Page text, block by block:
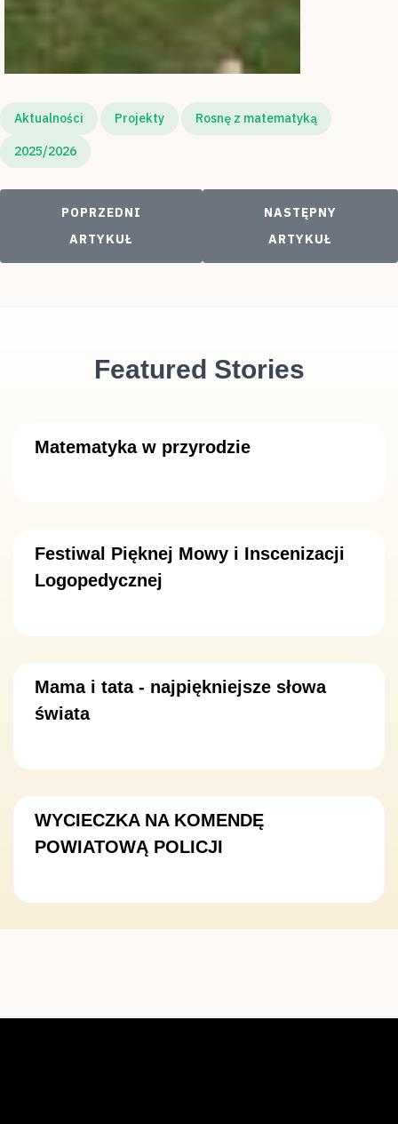
Aktualności Projekty Rosnę z matematyką
2025/2026
POPRZEDNI ARTYKUŁ: ROZDANIE NAGRÓD W
POPRZEDNI
ARTYKUŁ
NASTĘPNY
NASTĘPNY
ARTYKUŁ
Featured Stories
Matematyka w przyrodzie
Festiwal Pięknej Mowy i Inscenizacji
Logopedycznej
Mama i tata - najpiękniejsze słowa
świata
WYCIECZKA NA KOMENDĘ
POWIATOWĄ POLICJI